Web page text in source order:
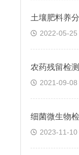
2022-05-25
农药残留检
2021-09-08
细菌微生物
2023-11-10